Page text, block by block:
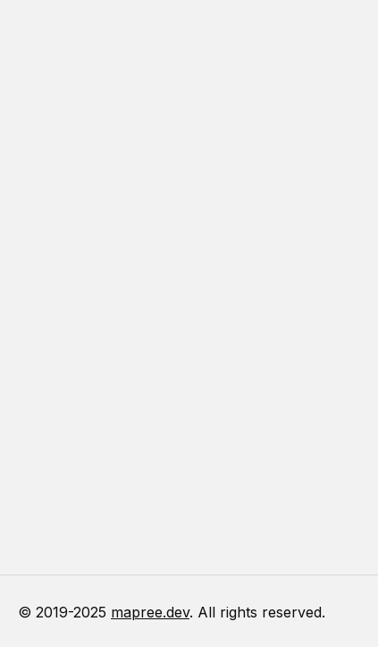
© 2019-2025 mapree.dev. All rights reserved.